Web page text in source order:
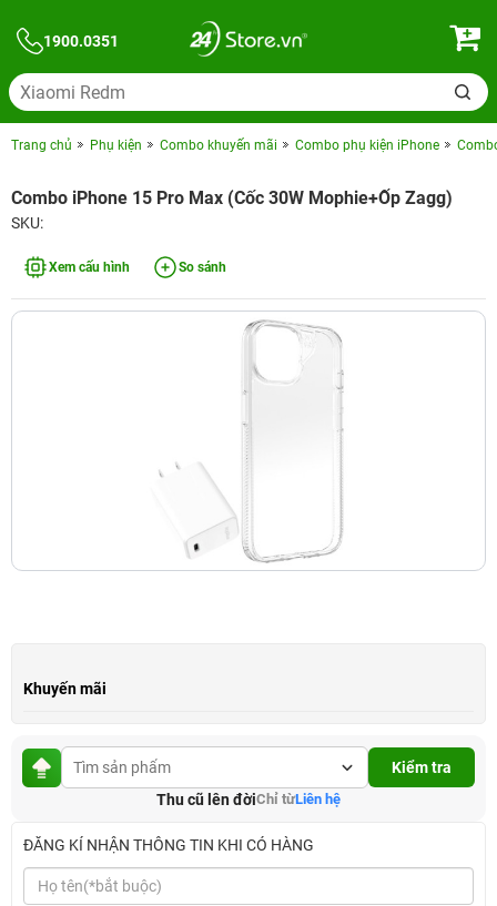
1900.0351
Trang chủ Phụ kiện Combo khuyến mãi Combo phụ kiện iPhone
Combo iPhone 15 Pro Max (Cốc 30W Mophie+Ốp Zagg)
SKU:
Xem cấu hình So sánh
Khuyến mãi
Kiểm tra
Thu cũ lên đờiChỉ từLiên hệ
ĐĂNG KÍ NHẬN THÔNG TIN KHI CÓ HÀNG